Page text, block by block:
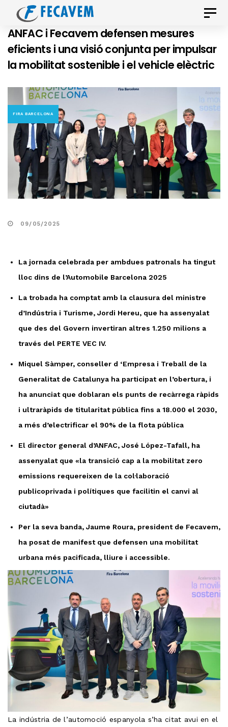
Skip
links
primary
navigation
Skip
Toggle
ANFAC i Fecavem defensen mesures
eficients i una visió conjunta per impulsar
la mobilitat sostenible i el vehicle elèctric
FIRA BARCELONA
09/05/2025
La jornada celebrada per ambdues patronals ha tingut
lloc dins de l’Automobile Barcelona 2025
La trobada ha comptat amb la clausura del ministre
d’Indústria i Turisme, Jordi Hereu, que ha assenyalat
que des del Govern invertiran altres 1.250 milions a
través del PERTE VEC IV.
Miquel Sàmper, conseller d ‘Empresa i Treball de la
Generalitat de Catalunya ha participat en l’obertura, i
ha anunciat que doblaran els punts de recàrrega ràpids
i ultraràpids de titularitat pública fins a 18.000 el 2030,
a més d’electrificar el 90% de la flota pública
El director general d’ANFAC, José López-Tafall, ha
assenyalat que «la transició cap a la mobilitat zero
emissions requereixen de la col·laboració
publicoprivada i polítiques que facilitin el canvi al
ciutadà»
Per la seva banda, Jaume Roura, president de Fecavem,
ha posat de manifest que defensen una mobilitat
urbana més pacificada, lliure i accessible.
La indústria de l’automoció espanyola s’ha citat avui en el